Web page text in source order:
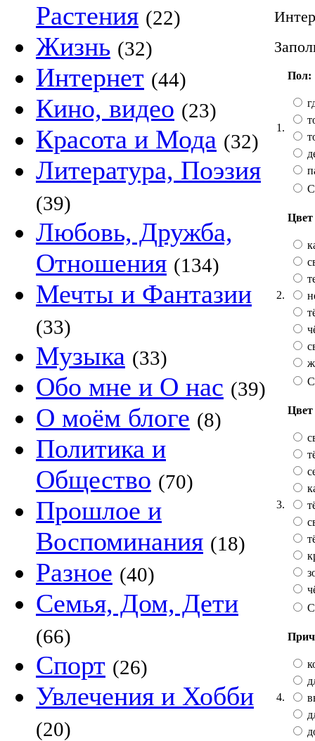
Растения (22)
Жизнь (32)
Интернет (44)
Кино, видео (23)
Красота и Мода (32)
Литература, Поэзия
(39)
Любовь, Дружба,
Отношения (134)
Мечты и Фантазии
(33)
Музыка (33)
Обо мне и О нас (39)
О моём блоге (8)
Политика и
Общество (70)
Прошлое и
Воспоминания (18)
Разное (40)
Семья, Дом, Дети
(66)
Спорт (26)
Увлечения и Хобби
(20)
1.
Пол:
2.
Цвет
3.
Цвет
4.